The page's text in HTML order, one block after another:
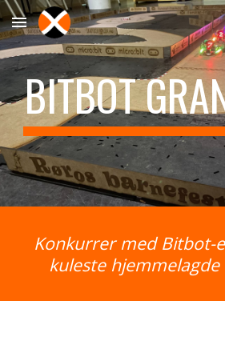
Skip to main content
BITBOT
Konkurrer med Bitbot-
kuleste